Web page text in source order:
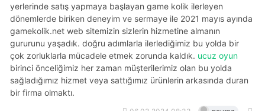
yerlerinde satış yapmaya başlayan game kolik ilerleyen
dönemlerde biriken deneyim ve sermaye ile 2021 mayıs ayında
gamekolik.net web sitemizin sizlerin hizmetine almanın
gururunu yaşadık. doğru adımlarla ilerlediğimiz bu yolda bir
çok zorluklarla mücadele etmek zorunda kaldık. ucuz oyun
birinci önceliğimiz her zaman müşterilerimiz olan bu yolda
sağladığımız hizmet veya sattığımız ürünlerin arkasında duran
bir firma olmaktı.